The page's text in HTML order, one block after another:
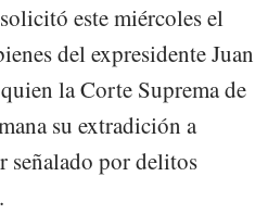
este miércoles el
del expresidente Juan
la Corte Suprema de
su extradición a
señalado por delitos